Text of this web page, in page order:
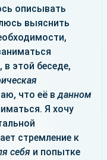
описывать
выяснить
этой беседе,
что её вданном
Я хочу
стремление к
себя и попытке